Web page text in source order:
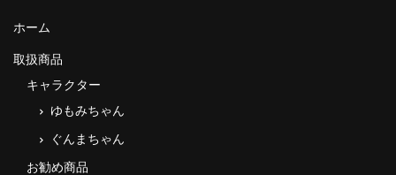
ホーム
取扱商品
キャラクター
ゆもみちゃん
ぐんまちゃん
お勧め商品